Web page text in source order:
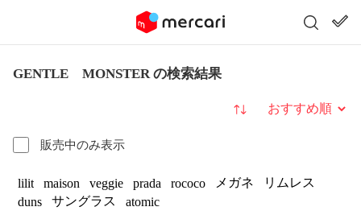
GENTLE MONSTER の検索結果
販売中のみ表示
並び替え
lilit maison veggie prada rococo メガネ
リムレス
duns
サングラス atomic